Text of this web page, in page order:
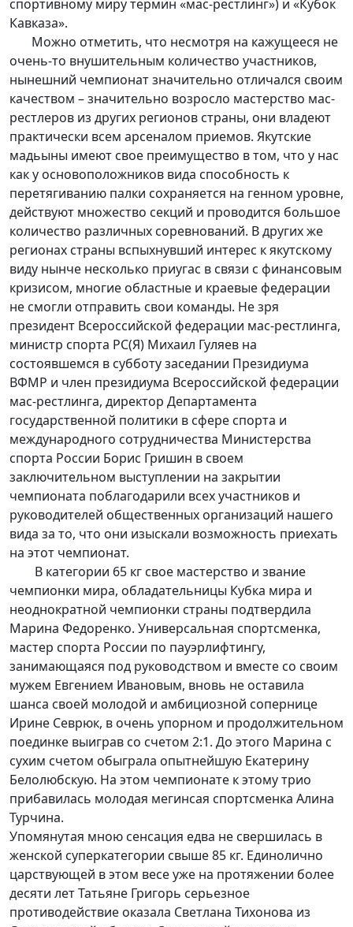
спортивному миру термин «мас-рестлинг») и «Кубок
Кавказа».
Можно отметить, что несмотря на кажущееся не
очень-то внушительным количество участников,
нынешний чемпионат значительно отличался своим
качеством – значительно возросло мастерство мас-
рестлеров из других регионов страны, они владеют
практически всем арсеналом приемов. Якутские
мадьыны имеют свое преимущество в том, что у нас
как у основоположников вида способность к
перетягиванию палки сохраняется на генном уровне,
действуют множество секций и проводится большое
количество различных соревнований. В других же
регионах страны вспыхнувший интерес к якутскому
виду нынче несколько приугас в связи с финансовым
кризисом, многие областные и краевые федерации
не смогли отправить свои команды. Не зря
президент Всероссийской федерации мас-рестлинга,
министр спорта РС(Я) Михаил Гуляев на
состоявшемся в субботу заседании Президиума
ВФМР и член президиума Всероссийской федерации
мас-рестлинга, директор Департамента
государственной политики в сфере спорта и
международного сотрудничества Министерства
спорта России Борис Гришин в своем
заключительном выступлении на закрытии
чемпионата поблагодарили всех участников и
руководителей общественных организаций нашего
вида за то, что они изыскали возможность приехать
на этот чемпионат.
В категории 65 кг свое мастерство и звание
чемпионки мира, обладательницы Кубка мира и
неоднократной чемпионки страны подтвердила
Марина Федоренко. Универсальная спортсменка,
мастер спорта России по пауэрлифтингу,
занимающаяся под руководством и вместе со своим
мужем Евгением Ивановым, вновь не оставила
шанса своей молодой и амбициозной сопернице
Ирине Севрюк, в очень упорном и продолжительном
поединке выиграв со счетом 2:1. До этого Марина с
сухим счетом обыграла опытнейшую Екатерину
Белолюбскую. На этом чемпионате к этому трио
прибавилась молодая мегинсая спортсменка Алина
Турчина.
Упомянутая мною сенсация едва не свершилась в
женской суперкатегории свыше 85 кг. Единолично
царствующей в этом весе уже на протяжении более
десяти лет Татьяне Григорь серьезное
противодействие оказала Светлана Тихонова из